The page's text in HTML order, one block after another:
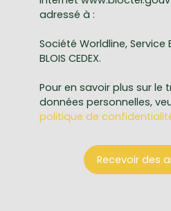
adressé à :
Société Worldline, Service
BLOIS CEDEX.
Pour en savoir plus sur le
données personnelles,
politique de
Recevoir des